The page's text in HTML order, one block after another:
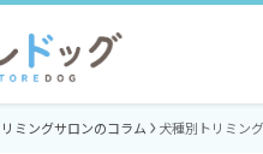
リミングサロンのコラム 犬種別トリミング